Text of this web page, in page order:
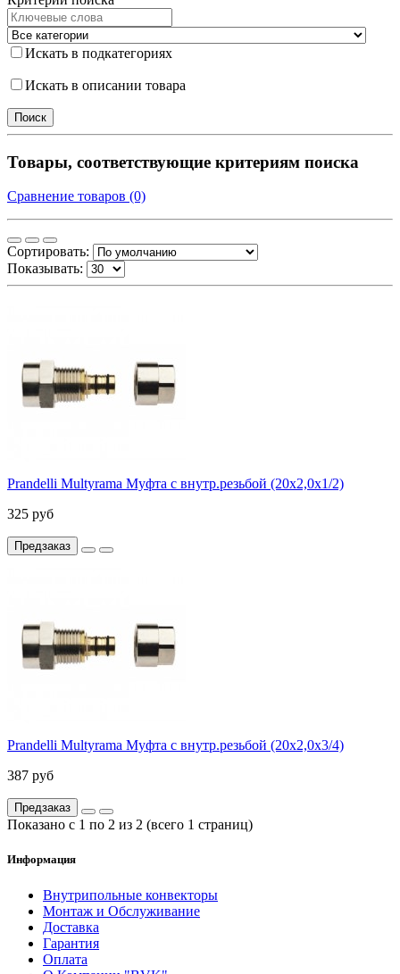
Искать в подкатегориях
Искать в описании товара
Товары, соответствующие критериям поиска
Сравнение товаров (0)
Сортировать:
Показывать:
Prandelli Multyrama Муфта с внутр.резьбой (20х2,0х1/2)
325 руб
Предзаказ
Prandelli Multyrama Муфта с внутр.резьбой (20х2,0х3/4)
387 руб
Предзаказ
Показано с 1 по 2 из 2 (всего 1 страниц)
Информация
Внутрипольные конвекторы
Монтаж и Обслуживание
Доставка
Гарантия
Оплата